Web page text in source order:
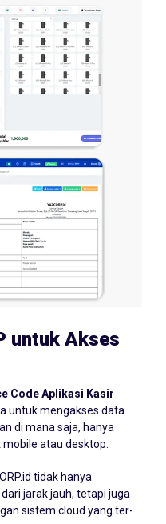
untuk Akses
Code Aplikasi Kasir
untuk mengakses data
di mana saja, hanya
atau desktop.
tidak hanya
jarak jauh, tetapi juga
sistem cloud yang ter-